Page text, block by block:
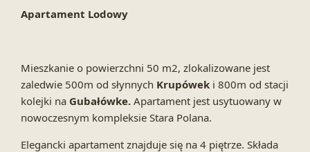
Apartament Lodowy
Mieszkanie o powierzchni 50 m2, zlokalizowane jest
zaledwie 500m od słynnych Krupówek i 800m od stacji
kolejki na Gubałówke. Apartament jest usytuowany w
nowoczesnym kompleksie Stara Polana.
Elegancki apartament znajduje się na 4 piętrze. Składa